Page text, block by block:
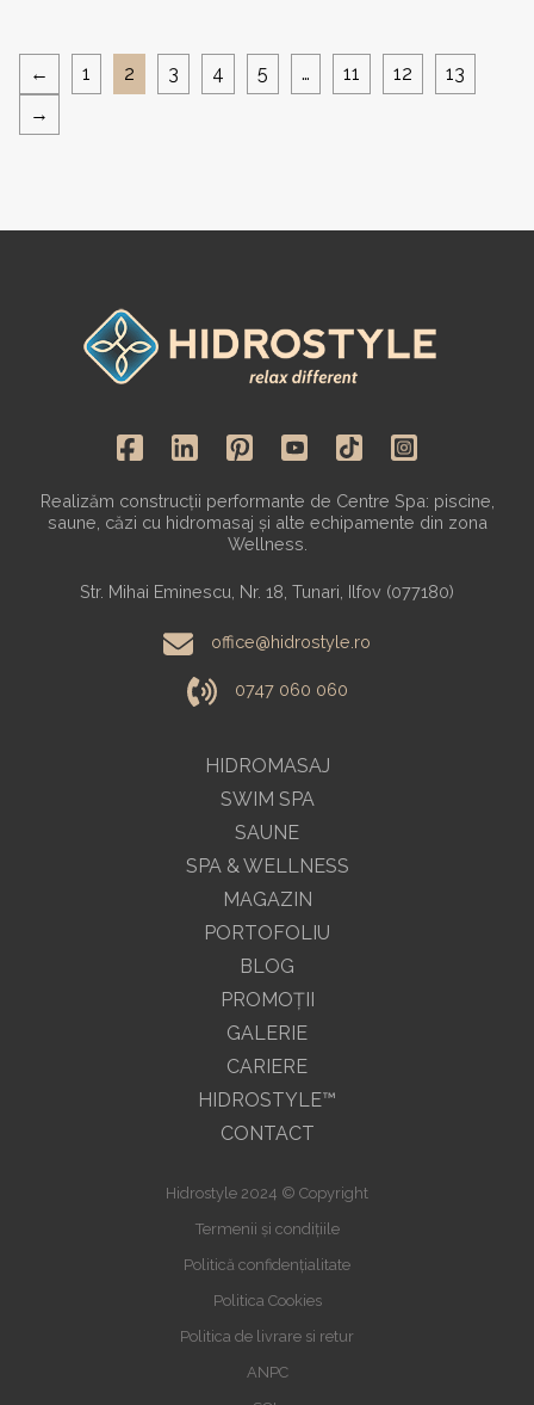
← 1 2 3 4 5 … 11 12
13
→
HIDROMASAJ
SWIM SPA
SAUNE
SPA & WELLNESS
MAGAZIN
Realizăm construcții performante de Centre Spa: piscine,
saune, căzi cu hidromasaj și alte echipamente din zona
Wellness.
Str. Mihai Eminescu, Nr. 18, Tunari, Ilfov (077180)
office@hidrostyle.ro
0747 060 060
PORTOFOLIU
BLOG
PROMOŢII
GALERIE
CARIERE
HIDROSTYLE™
CONTACT
Hidrostyle 2024 © Copyright
Termenii și condițiile
Politică confidențialitate
Politica Cookies
Politica de livrare si retur
ANPC